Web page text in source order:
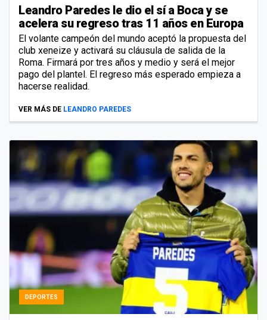
Leandro Paredes le dio el sí a Boca y se
acelera su regreso tras 11 años en Europa
El volante campeón del mundo aceptó la propuesta del
club xeneize y activará su cláusula de salida de la
Roma. Firmará por tres años y medio y será el mejor
pago del plantel. El regreso más esperado empieza a
hacerse realidad.
VER MÁS DE LEANDRO PAREDES
DEPORTES